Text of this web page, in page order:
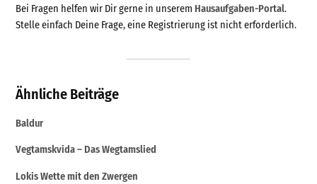
Bei Fragen helfen wir Dir gerne in unserem Hausaufgaben-Portal.
Stelle einfach Deine Frage, eine Registrierung ist nicht erforderlich.
Ähnliche Beiträge
Baldur
Vegtamskvida – Das Wegtamslied
Lokis Wette mit den Zwergen